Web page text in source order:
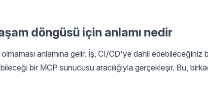
döngüsü için anlamı nedir
anlamına gelir. İş, CI/CD'ye dahil edebileceğiniz
bir MCP sunucusu aracılığıyla gerçekleşir. Bu,